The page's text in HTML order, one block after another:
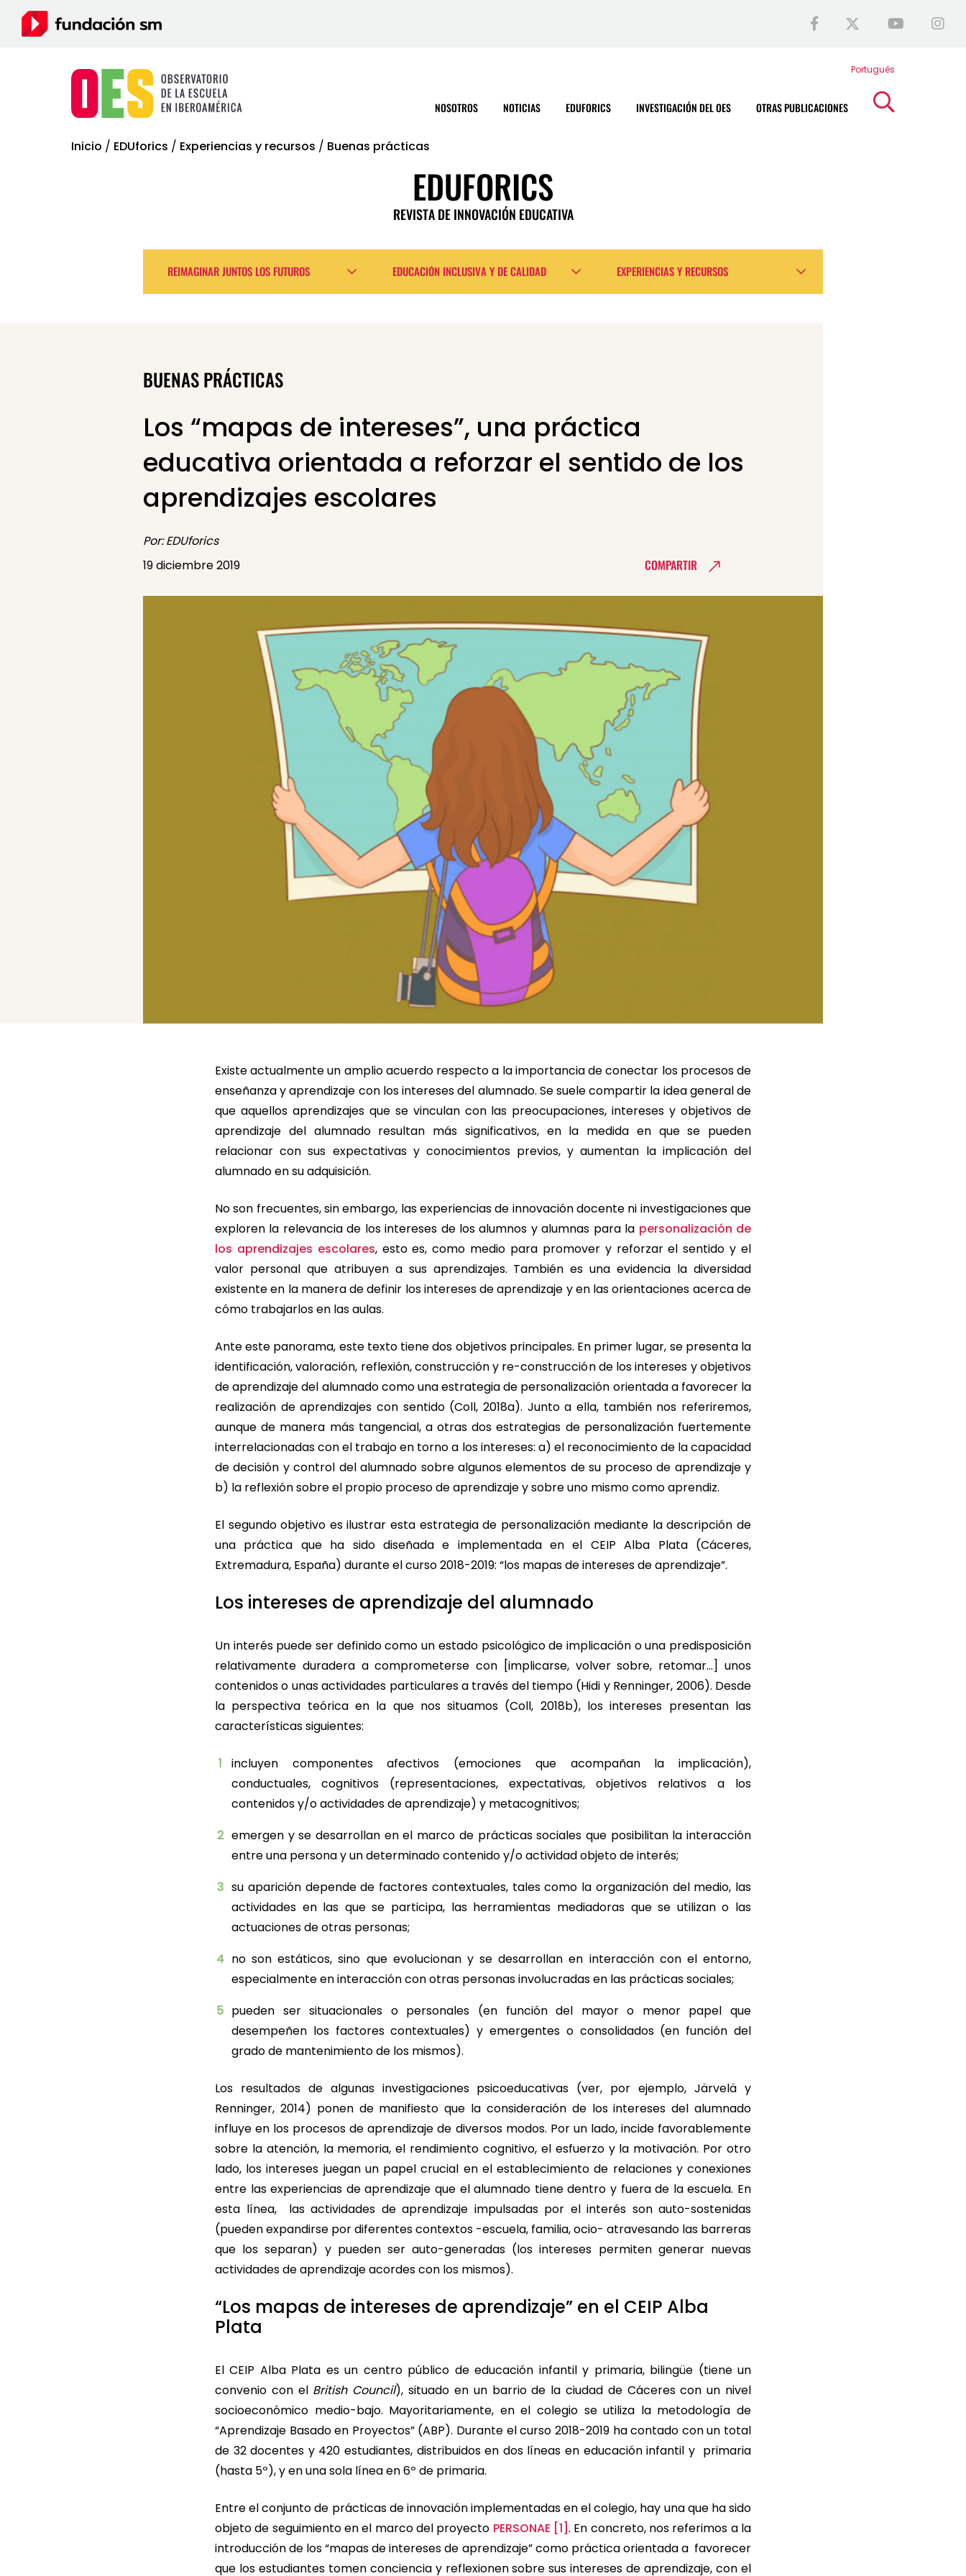
NOSOTROS NOTICIAS EDUFORICS INVESTIGACIÓN DEL OES OTRAS PUBLICACIONES
Português
Inicio / EDUforics / Experiencias y recursos / Buenas prácticas
EDUFORICS
REVISTA DE INNOVACIÓN EDUCATIVA
REIMAGINAR JUNTOS LOS FUTUROS EDUCACIÓN INCLUSIVA Y DE CALIDAD EXPERIENCIAS Y RECURSOS
BUENAS PRÁCTICAS
Los “mapas de intereses”, una práctica
educativa orientada a reforzar el sentido de los
aprendizajes escolares
Por: EDUforics
19 diciembre 2019
COMPARTIR
Existe actualmente un amplio acuerdo respecto a la importancia de conectar los procesos de
enseñanza y aprendizaje con los intereses del alumnado. Se suele compartir la idea general de
que aquellos aprendizajes que se vinculan con las preocupaciones, intereses y objetivos de
aprendizaje del alumnado resultan más significativos, en la medida en que se pueden
relacionar con sus expectativas y conocimientos previos, y aumentan la implicación del
alumnado en su adquisición.
No son frecuentes, sin embargo, las experiencias de innovación docente ni investigaciones que
exploren la relevancia de los intereses de los alumnos y alumnas para la personalización de
los aprendizajes escolares, esto es, como medio para promover y reforzar el sentido y el
valor personal que atribuyen a sus aprendizajes. También es una evidencia la diversidad
existente en la manera de definir los intereses de aprendizaje y en las orientaciones acerca de
cómo trabajarlos en las aulas.
Ante este panorama, este texto tiene dos objetivos principales. En primer lugar, se presenta la
identificación, valoración, reflexión, construcción y re-construcción de los intereses y objetivos
de aprendizaje del alumnado como una estrategia de personalización orientada a favorecer la
realización de aprendizajes con sentido (Coll, 2018a). Junto a ella, también nos referiremos,
aunque de manera más tangencial, a otras dos estrategias de personalización fuertemente
interrelacionadas con el trabajo en torno a los intereses: a) el reconocimiento de la capacidad
de decisión y control del alumnado sobre algunos elementos de su proceso de aprendizaje y
b) la reflexión sobre el propio proceso de aprendizaje y sobre uno mismo como aprendiz.
El segundo objetivo es ilustrar esta estrategia de personalización mediante la descripción de
una práctica que ha sido diseñada e implementada en el CEIP Alba Plata (Cáceres,
Extremadura, España) durante el curso 2018-2019: “los mapas de intereses de aprendizaje”.
Los intereses de aprendizaje del alumnado
Un interés puede ser definido como un estado psicológico de implicación o una predisposición
relativamente duradera a comprometerse con [implicarse, volver sobre, retomar…] unos
contenidos o unas actividades particulares a través del tiempo (Hidi y Renninger, 2006). Desde
la perspectiva teórica en la que nos situamos (Coll, 2018b), los intereses presentan las
características siguientes:
incluyen componentes afectivos (emociones que acompañan la implicación),
conductuales, cognitivos (representaciones, expectativas, objetivos relativos a los
contenidos y/o actividades de aprendizaje) y metacognitivos;
emergen y se desarrollan en el marco de prácticas sociales que posibilitan la interacción
entre una persona y un determinado contenido y/o actividad objeto de interés;
su aparición depende de factores contextuales, tales como la organización del medio, las
actividades en las que se participa, las herramientas mediadoras que se utilizan o las
actuaciones de otras personas;
no son estáticos, sino que evolucionan y se desarrollan en interacción con el entorno,
especialmente en interacción con otras personas involucradas en las prácticas sociales;
pueden ser situacionales o personales (en función del mayor o menor papel que
desempeñen los factores contextuales) y emergentes o consolidados (en función del
grado de mantenimiento de los mismos).
Los resultados de algunas investigaciones psicoeducativas (ver, por ejemplo, Järvelä y
Renninger, 2014) ponen de manifiesto que la consideración de los intereses del alumnado
influye en los procesos de aprendizaje de diversos modos. Por un lado, incide favorablemente
sobre la atención, la memoria, el rendimiento cognitivo, el esfuerzo y la motivación. Por otro
lado, los intereses juegan un papel crucial en el establecimiento de relaciones y conexiones
entre las experiencias de aprendizaje que el alumnado tiene dentro y fuera de la escuela. En
esta línea, las actividades de aprendizaje impulsadas por el interés son auto-sostenidas
(pueden expandirse por diferentes contextos -escuela, familia, ocio- atravesando las barreras
que los separan) y pueden ser auto-generadas (los intereses permiten generar nuevas
actividades de aprendizaje acordes con los mismos).
“Los mapas de intereses de aprendizaje” en el CEIP Alba
Plata
El CEIP Alba Plata es un centro público de educación infantil y primaria, bilingüe (tiene un
convenio con el British Council), situado en un barrio de la ciudad de Cáceres con un nivel
socioeconómico medio-bajo. Mayoritariamente, en el colegio se utiliza la metodología de
“Aprendizaje Basado en Proyectos” (ABP). Durante el curso 2018-2019 ha contado con un total
de 32 docentes y 420 estudiantes, distribuidos en dos líneas en educación infantil y primaria
(hasta 5º), y en una sola línea en 6º de primaria.
Entre el conjunto de prácticas de innovación implementadas en el colegio, hay una que ha sido
objeto de seguimiento en el marco del proyecto PERSONAE [1]. En concreto, nos referimos a la
introducción de los “mapas de intereses de aprendizaje” como práctica orientada a favorecer
que los estudiantes tomen conciencia y reflexionen sobre sus intereses de aprendizaje, con el